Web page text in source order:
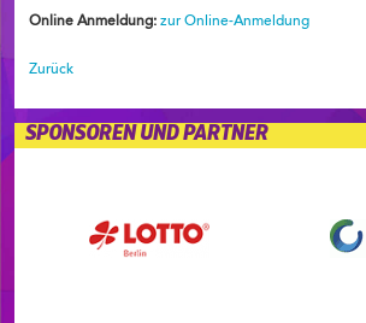
Online Anmeldung: zur Online-Anmeldung
Zurück
SPONSOREN UND PARTNER